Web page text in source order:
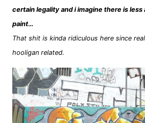
certain legality and i imagine there is less
paint…
That shit is kinda ridiculous here since
hooligan related.